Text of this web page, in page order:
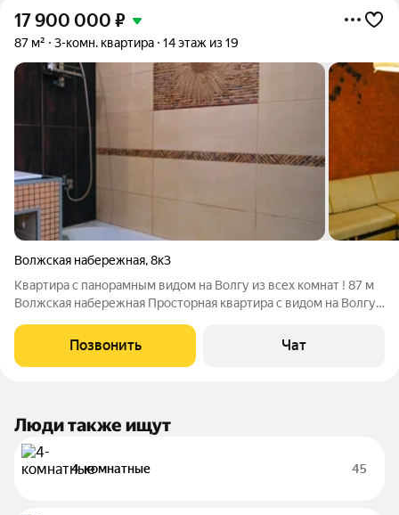
17 900 000 ₽
87 м² 3-комн. квартира 14 этаж из 19
Волжская набережная,8к3
Квартира с панорамным видом на Волгу из всех комнат ! 87 м
Волжская набережная Просторная квартира с видом на Волгу!
открытый, на Волгу. И не из одного окна, а из всех комнат!
Позвонить Чат
Люди также ищут
4-комнатные 45